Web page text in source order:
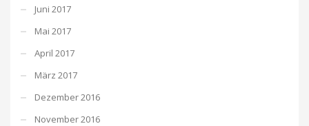
Juni 2017
Mai 2017
April 2017
März 2017
Dezember 2016
November 2016